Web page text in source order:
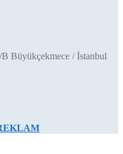
Büyükçekmece / İstanbul